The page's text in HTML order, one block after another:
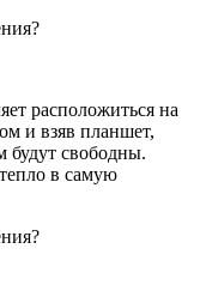
расположиться на
и взяв планшет,
будут свободны.
в самую